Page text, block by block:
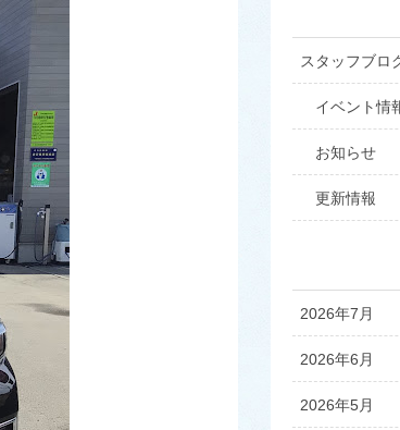
スタッフブロ
イベント情
お知らせ
更新情報
2026年7月
2026年6月
2026年5月